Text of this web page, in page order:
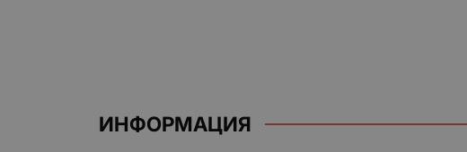
ИНФОРМАЦИЯ